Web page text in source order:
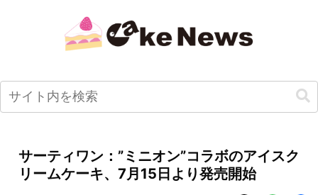
サーティワン：”ミニオン”コラボのアイスク
リームケーキ、7月15日より発売開始